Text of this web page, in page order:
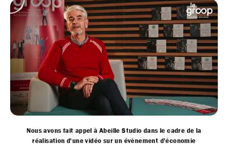
Nous avons fait appel à Abeille Studio dans le cadre de la
réalisation d'une vidéo sur un évènement d'économie